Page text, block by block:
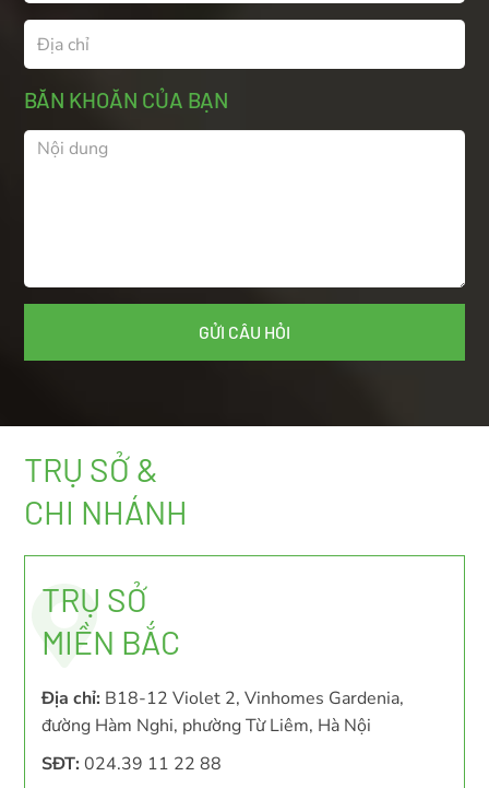
BĂN KHOĂN CỦA BẠN
TRỤ SỞ &
CHI NHÁNH
TRỤ SỞ
MIỀN BẮC
Địa chỉ: B18-12 Violet 2, Vinhomes Gardenia,
đường Hàm Nghi, phường Từ Liêm, Hà Nội
SĐT: 024.39 11 22 88